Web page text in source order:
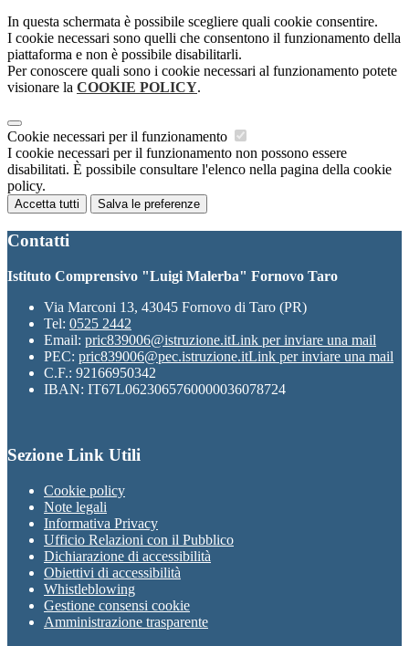
In questa schermata è possibile scegliere quali cookie consentire.
I cookie necessari sono quelli che consentono il funzionamento della
piattaforma e non è possibile disabilitarli.
Per conoscere quali sono i cookie necessari al funzionamento potete
visionare la COOKIE POLICY.
Cookie necessari per il funzionamento
I cookie necessari per il funzionamento non possono essere
disabilitati. È possibile consultare l'elenco nella pagina della cookie
policy.
Accetta tutti Salva le preferenze
Contatti
Istituto Comprensivo "Luigi Malerba" Fornovo Taro
Via Marconi 13, 43045 Fornovo di Taro (PR)
Tel: 0525 2442
Email: pric839006@istruzione.itLink per inviare una mail
PEC: pric839006@pec.istruzione.itLink per inviare una mail
C.F.: 92166950342
IBAN: IT67L0623065760000036078724
Sezione Link Utili
Cookie policy
Note legali
Informativa Privacy
Ufficio Relazioni con il Pubblico
Dichiarazione di accessibilità
Obiettivi di accessibilità
Whistleblowing
Gestione consensi cookie
Amministrazione trasparente